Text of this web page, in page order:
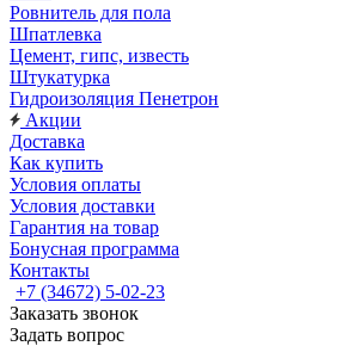
Ровнитель для пола
Шпатлевка
Цемент, гипс, известь
Штукатурка
Гидроизоляция Пенетрон
Акции
Доставка
Как купить
Условия оплаты
Условия доставки
Гарантия на товар
Бонусная программа
Контакты
+7 (34672) 5-02-23
Заказать звонок
Задать вопрос